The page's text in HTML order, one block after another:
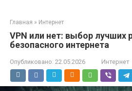
Главная » Интернет
VPN или нет: выбор лучших
безопасного интернета
Опубликовано: 22.05.2026 Интернет